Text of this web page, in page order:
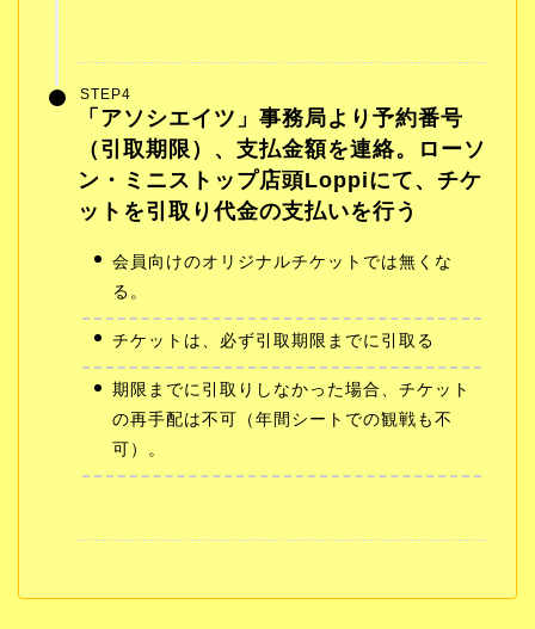
STEP4
「アソシエイツ」事務局より予約番号
（引取期限）、支払金額を連絡。ローソ
ン・ミニストップ店頭Loppiにて、チケ
ットを引取り代金の支払いを行う
会員向けのオリジナルチケットでは無くな
る。
チケットは、必ず引取期限までに引取る
期限までに引取りしなかった場合、チケット
の再手配は不可（年間シートでの観戦も不
可）。